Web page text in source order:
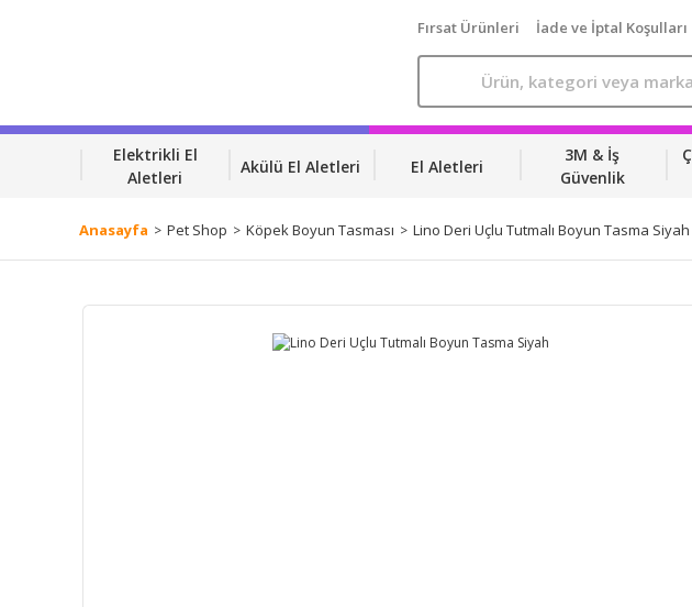
Fırsat Ürünleri İade ve İptal Koşulları
Elektrikli El
Aletleri
Akülü El Aletleri El Aletleri
3M & İş
Güvenlik
Anasayfa Pet Shop Köpek Boyun Tasması Lino Deri Uçlu Tutmalı Boyun Tasma Siyah